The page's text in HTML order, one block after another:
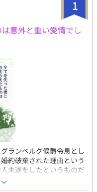
1
意外と重い愛情でし
ランベルグ侯爵令息とし
約破棄された理由という
未遂をしたというものだ
、ユリウスは名を奪われ
婚約破棄され、何故か娼